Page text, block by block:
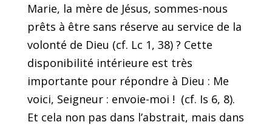
Marie, la mère de Jésus, sommes-nous
prêts à être sans réserve au service de la
volonté de Dieu (cf. Lc 1, 38) ? Cette
disponibilité intérieure est très
importante pour répondre à Dieu : Me
voici, Seigneur : envoie-moi ! (cf. Is 6, 8).
Et cela non pas dans l’abstrait, mais dans